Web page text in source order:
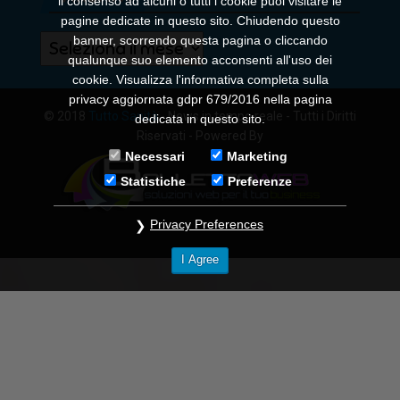
Archivi
Tutto Sanità- News in tempo reale - Tutti i Diritti
pagine dedicate in questo sito. Chiudendo questo
banner, scorrendo questa pagina o cliccando
qualunque suo elemento acconsenti all'uso dei
cookie. Visualizza l'informativa completa sulla
privacy aggiornata gdpr 679/2016 nella pagina
dedicata in questo sito.
Necessari
Marketing
Statistiche
Preferenze
Privacy Preferences
I Agree